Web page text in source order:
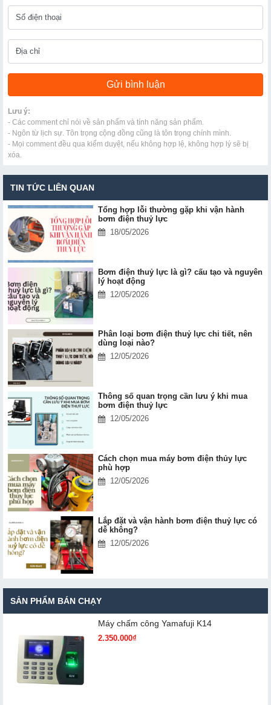
Lưu ý:
- Các comment chỉ nói về sản phẩm và tính năng sản phẩm.
- Ngôn từ lịch sự. Tôn trọng cộng đồng cũng là tôn trọng chính mình.
- Mọi comment đều qua kiểm duyệt, nếu không hợp lệ, không hợp lý sẽ bị
xóa.
TIN TỨC LIÊN QUAN
Tổng hợp lỗi thường gặp khi vận hành
bơm điện thuỷ lực
18/05/2026
Bơm điện thuỷ lực là gì? cấu tạo và nguyên
lý hoạt động
12/05/2026
Phân loại bơm điện thuỷ lực chi tiết, nên
dùng loại nào?
12/05/2026
Thông số quan trọng cần lưu ý khi mua
bơm điện thuỷ lực
12/05/2026
Cách chọn mua máy bơm điện thủy lực
phù hợp
12/05/2026
Lắp đặt và vận hành bơm điện thuỷ lực có
dễ không?
12/05/2026
SẢN PHẨM BÁN CHẠY
Máy chấm cô​ng Yamafuji K14
2.350.000₫